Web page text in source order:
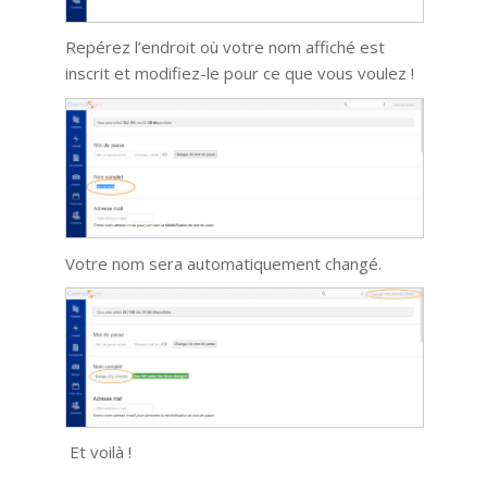
Repérez l’endroit où votre nom affiché est
inscrit et modifiez-le pour ce que vous voulez !
Votre nom sera automatiquement changé.
Et voilà !